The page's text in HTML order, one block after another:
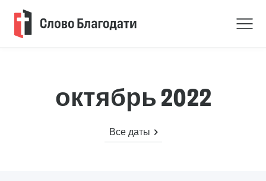
октябрь 2022
Все даты